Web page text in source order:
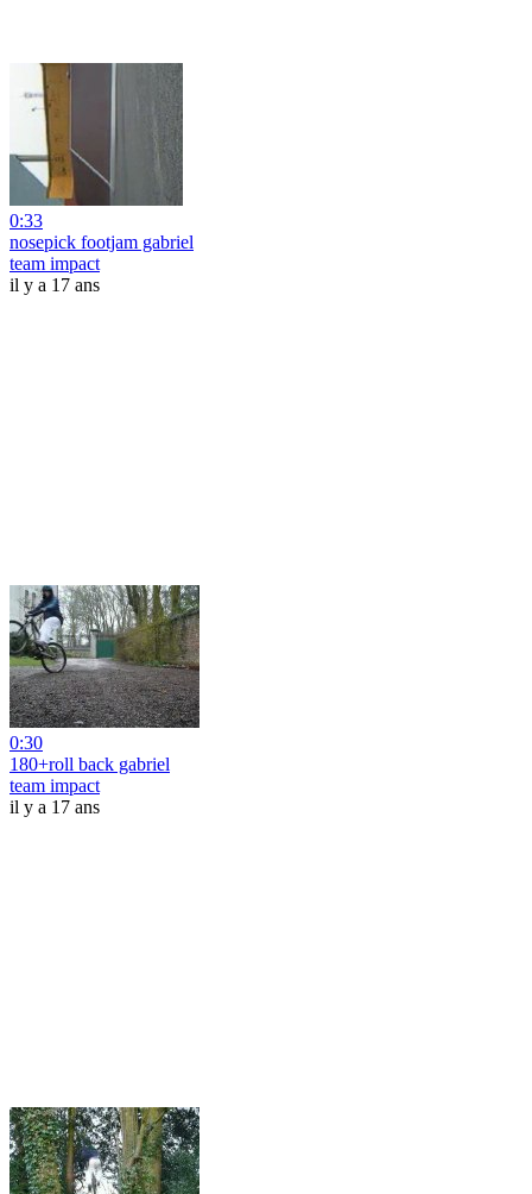
0:33
nosepick footjam gabriel
team impact
il y a 17 ans
0:30
180+roll back gabriel
team impact
il y a 17 ans